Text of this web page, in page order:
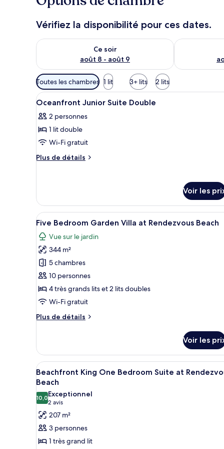
r
s
Vérifiez la disponibilité pour ces dates.
Ce soir
août 8 - août 9
Vérifier la disponibilité pour ce soir août 8 - août 9
Vérifier la
Filtres
disponibles
pour
chambres
Toutes les chambres 1 lit 3+ lits 2 lits
Afficher
toutes
les
photos
pour
ce
Oceanfront
Junior
Suite
Double
Une chambre d’hôtel avec
7
Oceanfront Junior Suite Double
2 personnes
1 lit double
Wi-Fi gratuit
Plus de détails
Plus
type
de
chambre
Junior
Suite
Double
Voir les
Afficher
toutes
les
photos
pour
ce
type
de
chambre :
Five
Villa
at
Rendezvous
Beach
Une chambre d’hôtel
13
Five Bedroom Garden Villa at Rendezvous Beach
Vue sur le jardin
344 m²
5 chambres
10 personnes
4 très grands lits et 2 lits doubles
Wi-Fi gratuit
Plus de détails
Plus
le
type
de
chambre
Bedroom
Garden
Villa
at
Rendezvous
Beach
Voir les
Afficher
toutes
les
photos
pour
ce
type
Une chambre d’hôtel dotée
7
Beachfront King One Bedroom Suite at
Beach
10,010,0 sur 10
Exceptionnel
2 avis
(2 avis)
207 m²
3 personnes
1 très grand lit